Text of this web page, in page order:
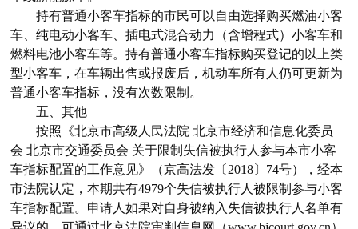
持有普通小客车指标的市民可以自由选择购买燃油小客
车、纯电动小客车、插电式混合动力（含增程式）小客车和
燃料电池小客车等。持有普通小客车指标购买登记的以上类
型小客车，在车辆出售或报废后，机动车所有人仍可更新为
普通小客车指标，没有次数限制。
五、其他
按照《北京市高级人民法院 北京市经济和信息化委员
会 北京市交通委员会 关于限制失信被执行人参与本市小客
车指标配置的工作意见》（京高法发〔2018〕74号），经本
市法院认定，本期共有4979个失信被执行人被限制参与小客
车指标配置。申请人如果对自身被纳入失信被执行人名单有